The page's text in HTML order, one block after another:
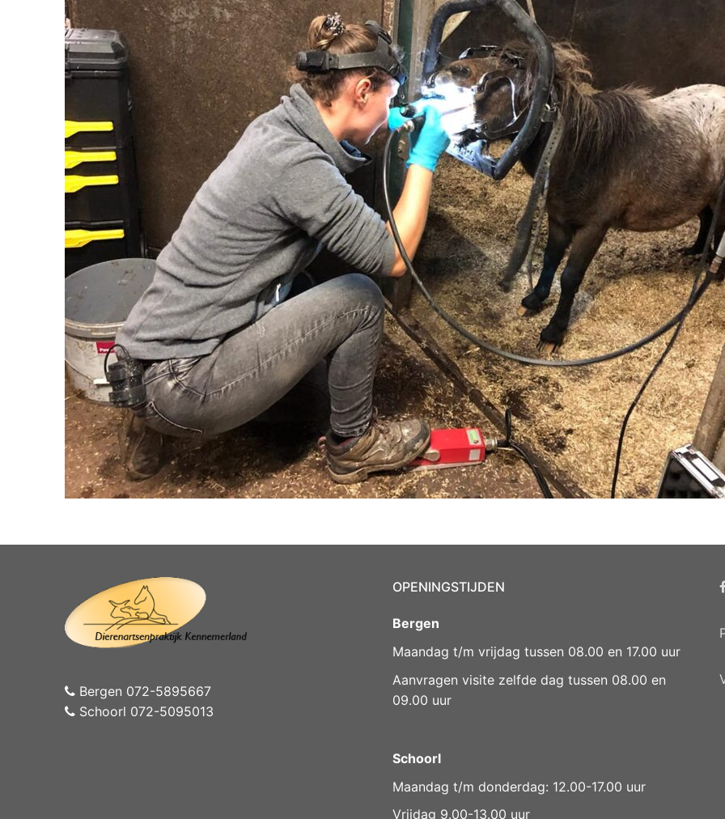
Bergen 072-5895667
Schoorl 072-5095013
OPENINGSTIJDEN
Bergen
Maandag t/m vrijdag tussen 08.00 en 17.00 uur
Aanvragen visite zelfde dag tussen 08.00 en
09.00 uur
Schoorl
Maandag t/m donderdag: 12.00-17.00 uur
Vrijdag 9.00-13.00 uur